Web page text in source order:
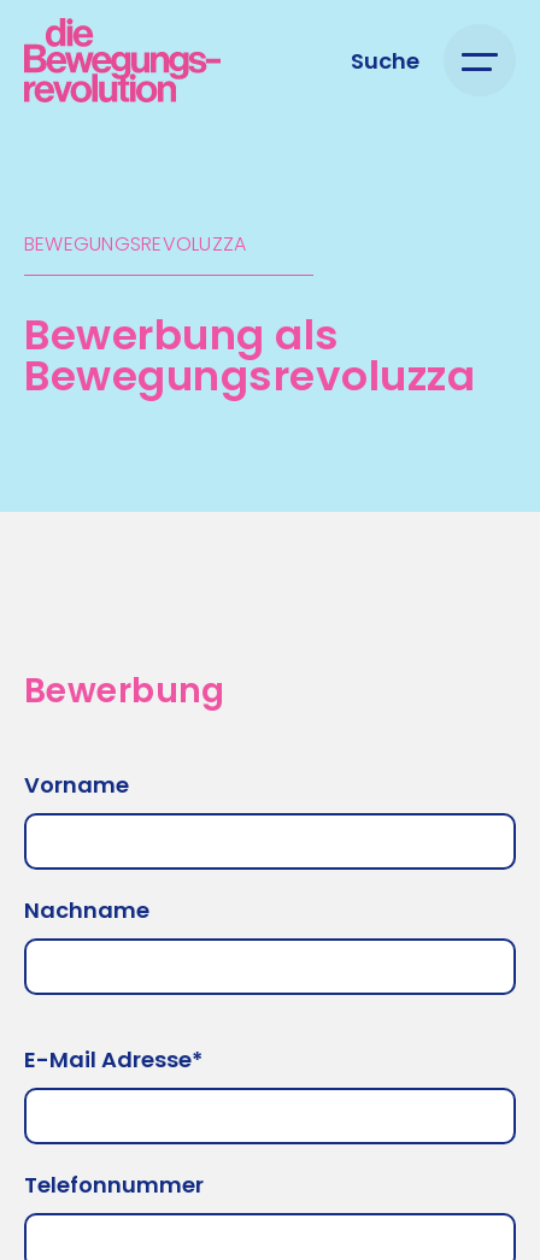
Suche
BEWEGUNGSREVOLUZZA
Bewerbung als
Bewegungsrevoluzza
Bewerbung
Vorname
Nachname
E-Mail Adresse*
Telefonnummer